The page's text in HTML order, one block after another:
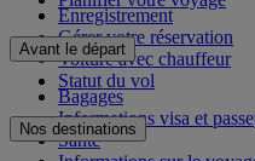
Enregistrement
Gérer votre réservation
Voiture avec chauffeur
Statut du vol
Avant le départ
Bagages
Informations visa et
Santé
Nos destinations